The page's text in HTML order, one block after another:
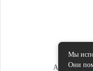
Адреса
Мы
Они